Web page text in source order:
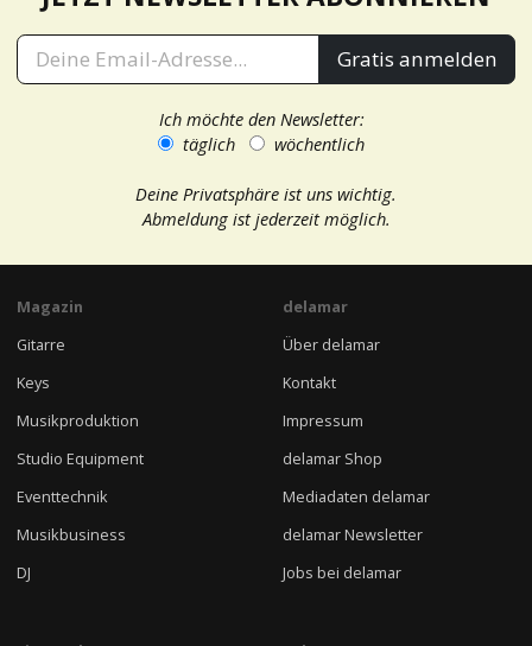
Gratis anmelden
Ich möchte den Newsletter:
täglich
wöchentlich
Deine Privatsphäre ist uns wichtig.
Abmeldung ist jederzeit möglich.
Magazin
Gitarre
Keys
Musikproduktion
Studio Equipment
Eventtechnik
Musikbusiness
DJ
delamar
Über delamar
Kontakt
Impressum
delamar Shop
Mediadaten delamar
delamar Newsletter
Jobs bei delamar